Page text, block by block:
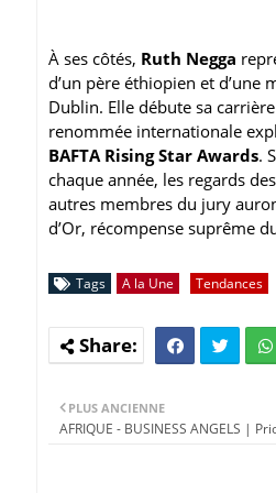
À ses côtés, Ruth Negga
d’un père éthiopien et d’une
Dublin. Elle débute sa
renommée internationale
BAFTA Rising Star Awards.
chaque année, les regards
autres membres du jury
d’Or, récompense suprême
Tags A la Une Tendances
PLUS ANCIENNE
AFRIQUE - BUSINESS ANGELS |